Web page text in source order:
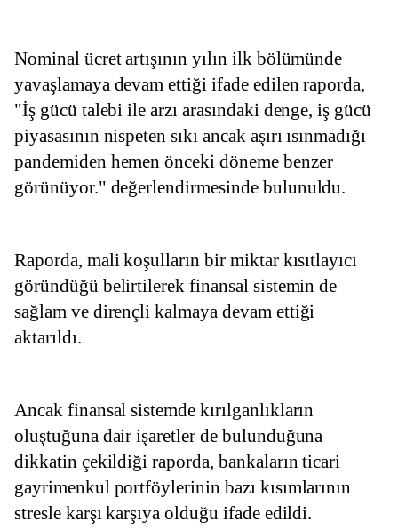
Nominal ücret artışının yılın ilk bölümünde
yavaşlamaya devam ettiği ifade edilen raporda,
"İş gücü talebi ile arzı arasındaki denge, iş gücü
piyasasının nispeten sıkı ancak aşırı ısınmadığı
pandemiden hemen önceki döneme benzer
görünüyor." değerlendirmesinde bulunuldu.
Raporda, mali koşulların bir miktar kısıtlayıcı
göründüğü belirtilerek finansal sistemin de
sağlam ve dirençli kalmaya devam ettiği
aktarıldı.
Ancak finansal sistemde kırılganlıkların
oluştuğuna dair işaretler de bulunduğuna
dikkatin çekildiği raporda, bankaların ticari
gayrimenkul portföylerinin bazı kısımlarının
stresle karşı karşıya olduğu ifade edildi.